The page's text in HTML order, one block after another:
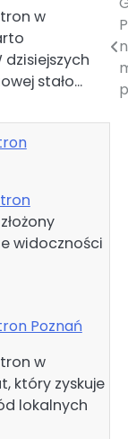
w
stało…
widoczności
Poznań
w
który zyskuje
lokalnych